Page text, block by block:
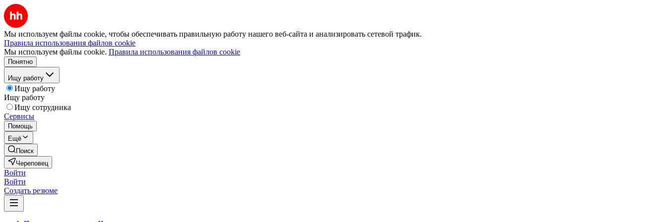
Мы используем файлы cookie, чтобы обеспечивать правильную работу нашего веб-сайта и анализировать сетевой трафик.
Правила использования файлов cookie
Мы используем файлы cookie. Правила использования файлов cookie
Понятно
Ищу работу
Ищу работу
Ищу работу
Ищу сотрудника
Сервисы
Помощь
Ещё
Поиск
Череповец
Войти
Войти
Создать резюме